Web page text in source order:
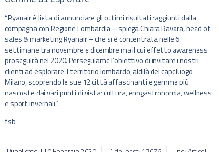
“Ryanair è lieta di annunciare gli ottimi risultati raggiunti dalla
compagna con Regione Lombardia – spiega Chiara Ravara, head of
sales & marketing Ryanair – che si è concentrata nelle 6
settimane tra novembre e dicembre ma il cui effetto awareness
proseguirà nel 2020. Perseguiamo l’obiettivo di invitare i nostri
clienti ad esplorare il territorio lombardo, aldilà del capoluogo
Milano, scoprendo le sue 12 città affascinanti e gemme più
nascoste dai vari punti di vista: cultura, enogastronomia, wellness
e sport invernali”.
fsb